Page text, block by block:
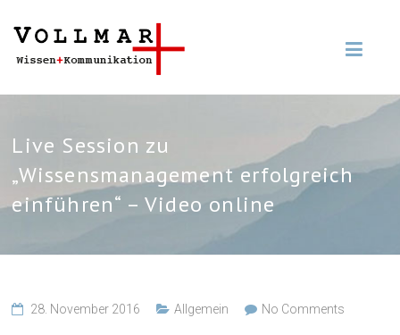
Live Session zu
„Wissensmanagement erfolgreich
einführen“ – Video online
28. November 2016 Allgemein No Comments